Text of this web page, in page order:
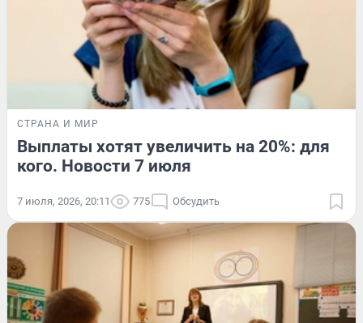
СТРАНА И МИР
Выплаты хотят увеличить на 20%: для
кого. Новости 7 июля
7 июля, 2026, 20:11 775 Обсудить